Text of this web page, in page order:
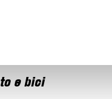
e bici